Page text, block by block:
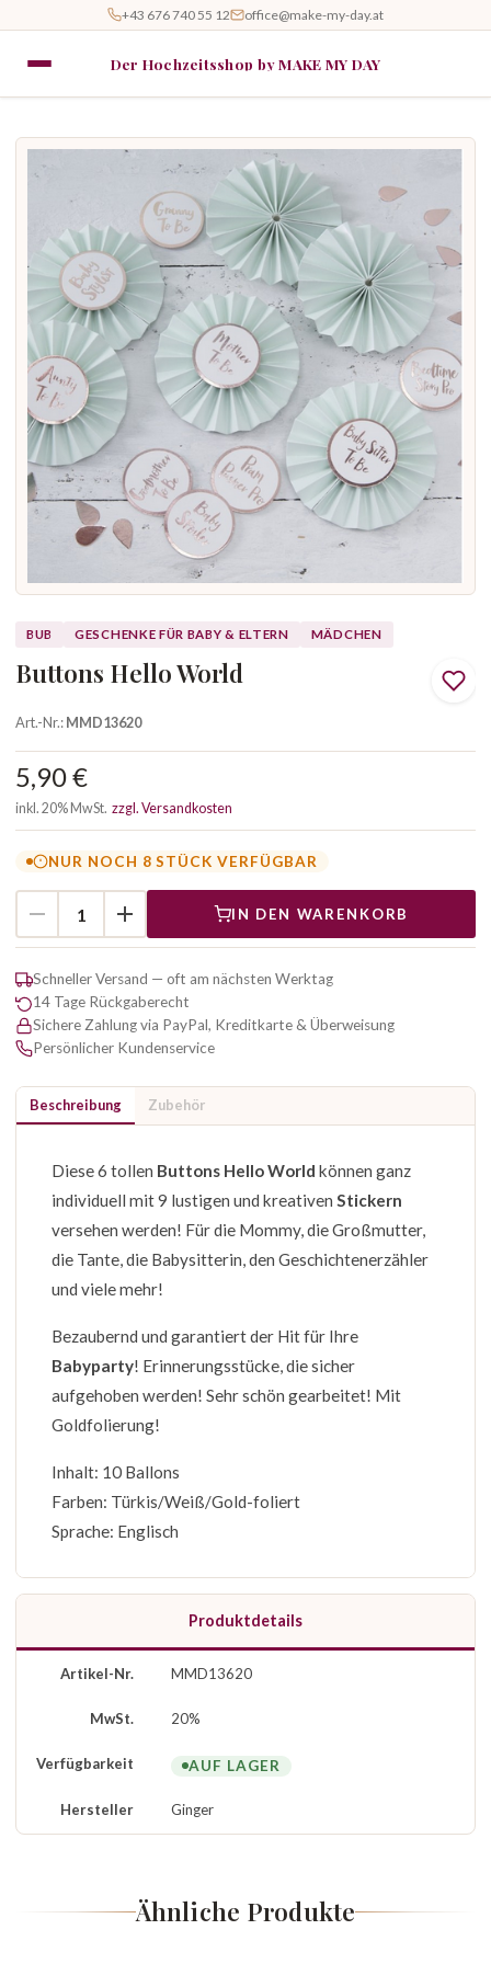
+43 676 740 55 12 office@make-my-day.at
Der Hochzeitsshop by MAKE MY DAY
BUB GESCHENKE FÜR BABY & ELTERN MÄDCHEN
Buttons Hello World
Art.-Nr.:MMD13620
5,90 €
inkl. 20% MwSt. zzgl. Versandkosten
NUR NOCH 8 STÜCK VERFÜGBAR
IN DEN WARENKORB
Schneller Versand — oft am nächsten Werktag
14 Tage Rückgaberecht
Sichere Zahlung via PayPal, Kreditkarte & Überweisung
Persönlicher Kundenservice
Beschreibung Zubehör
Diese 6 tollen Buttons Hello World können ganz
individuell mit 9 lustigen und kreativen Stickern
versehen werden! Für die Mommy, die Großmutter,
die Tante, die Babysitterin, den Geschichtenerzähler
und viele mehr!
Bezaubernd und garantiert der Hit für Ihre
Babyparty! Erinnerungsstücke, die sicher
aufgehoben werden! Sehr schön gearbeitet! Mit
Goldfolierung!
Inhalt: 10 Ballons
Farben: Türkis/Weiß/Gold-foliert
Sprache: Englisch
Produktdetails
Artikel-Nr. MMD13620
MwSt. 20%
Verfügbarkeit AUF LAGER
Hersteller Ginger
Ähnliche Produkte